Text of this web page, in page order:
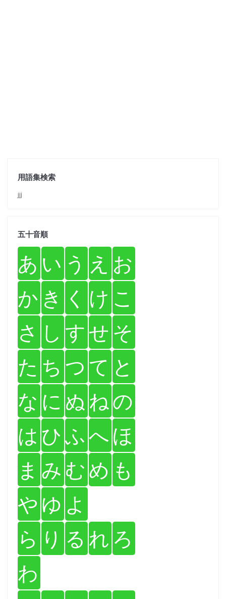
用語集検索
jjj
五十音順
あ い う え お
か き く け こ
さ し すせ そ
た ち つ て と
な に ぬ ねの
は ひふへほ
ま み むめ も
や ゆ よ
ら り る れ ろ
わ